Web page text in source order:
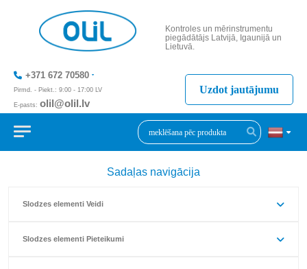
Kontroles un mērinstrumentu
piegādātājs Latvijā, Igaunijā un
Lietuvā.
+371 672 70580
Pirmd. - Piekt.: 9:00 - 17:00 LV
E-pasts: olil@olil.lv
+371 287 11411
Uzdot jautājumu
Sadaļas navigācija
Slodzes elementi Veidi
Slodzes elementi Pieteikumi